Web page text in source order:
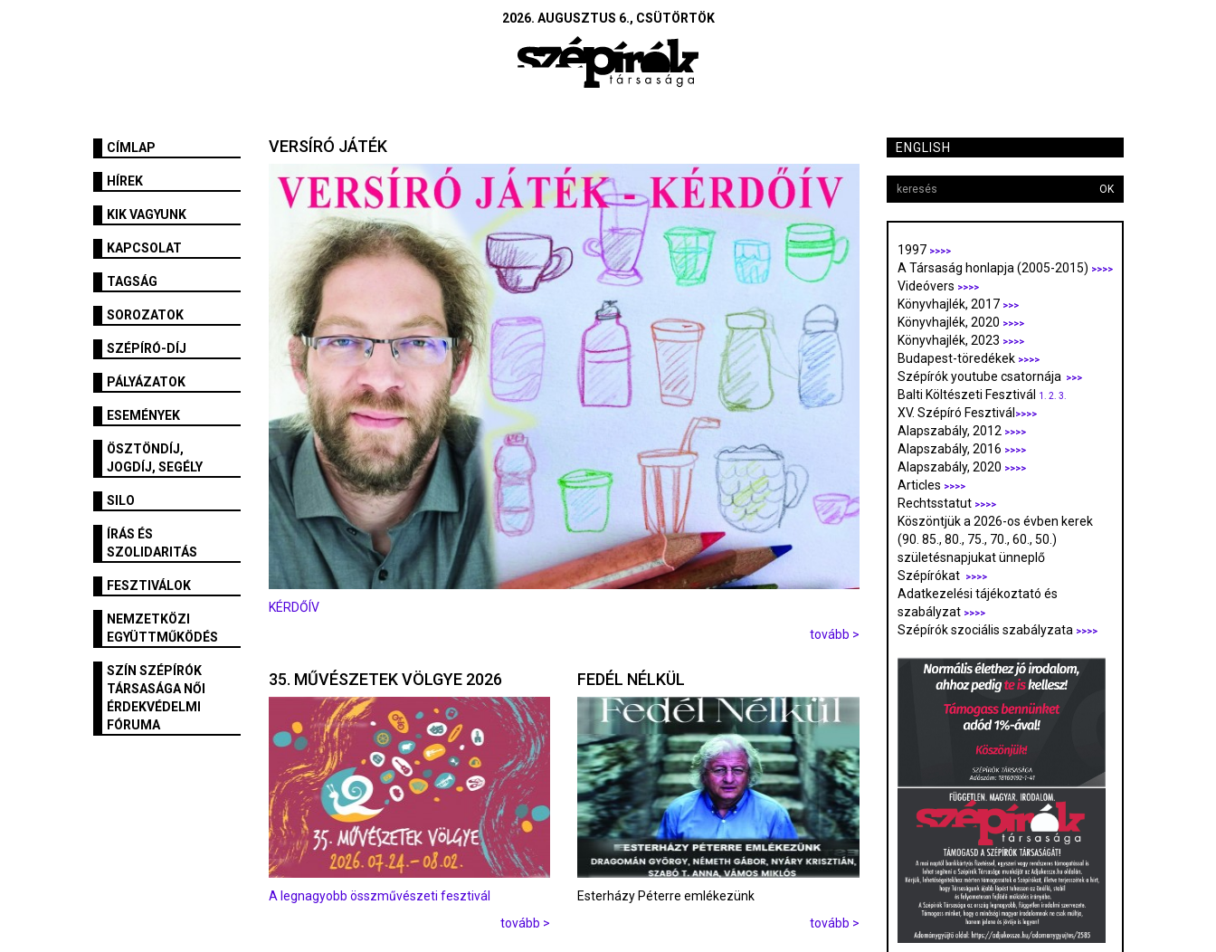
2026. AUGUSZTUS 6., CSÜTÖRTÖK
CÍMLAP
HÍREK
KIK VAGYUNK
KAPCSOLAT
TAGSÁG
SOROZATOK
SZÉPÍRÓ-DÍJ
PÁLYÁZATOK
ESEMÉNYEK
ÖSZTÖNDÍJ,
JOGDÍJ, SEGÉLY
SILO
ÍRÁS ÉS
SZOLIDARITÁS
FESZTIVÁLOK
NEMZETKÖZI
EGYÜTTMŰKÖDÉS
SZÍN SZÉPÍRÓK
TÁRSASÁGA NŐI
ÉRDEKVÉDELMI
FÓRUMA
VERSÍRÓ JÁTÉK
KÉRDŐÍV
tovább >
35. MŰVÉSZETEK VÖLGYE 2026
A legnagyobb összművészeti fesztivál
tovább >
FEDÉL NÉLKÜL
Esterházy Péterre emlékezünk
tovább >
ENGLISH
OK
1997 >>>>
A Társaság honlapja (2005-2015) >>>>
Videóvers >>>>
Könyvhajlék, 2017 >>>
Könyvhajlék, 2020 >>>>
Könyvhajlék, 2023 >>>>
Budapest-töredékek >>>>
Szépírók youtube csatornája >>>
Balti Költészeti Fesztivál 1. 2. 3.
XV. Szépíró Fesztivál >>>>
Alapszabály, 2012 >>>>
Alapszabály, 2016 >>>>
Alapszabály, 2020 >>>>
Articles >>>>
Rechtsstatut >>>>
Köszöntjük a 2026-os évben kerek
(90. 85., 80., 75., 70., 60., 50.)
születésnapjukat ünneplő
Szépírókat
>>>>
Adatkezelési tájékoztató és
szabályzat >>>>
Szépírók szociális szabályzata >>>>